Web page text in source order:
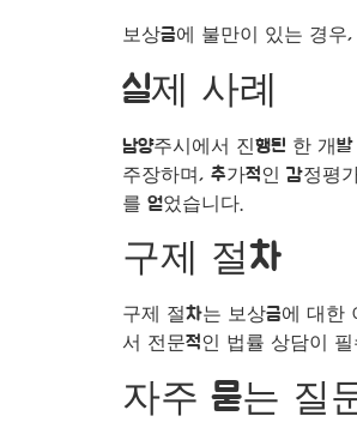
보상금에 불만이 있는 경우
실제 사례
남양주시에서 진행된 한 개
주장하며, 추가적인 감정평
를 얻었습니다.
구제 절차
구제 절차는 보상금에 대한
서 전문적인 법률 상담이 필
자주 묻는 질